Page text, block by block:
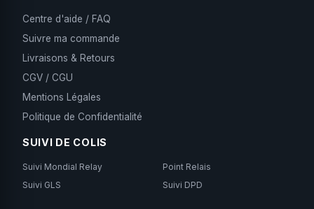
Centre d'aide / FAQ
Suivre ma commande
Livraisons & Retours
CGV / CGU
Mentions Légales
Politique de Confidentialité
SUIVI DE COLIS
Suivi Mondial Relay
Point Relais
Suivi GLS
Suivi DPD